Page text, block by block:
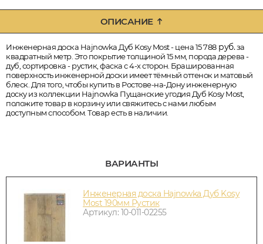
ОПИСАНИЕ
Инженерная доска Hajnowka Дуб Kosy Most - цена 15 788руб.за
квадратный метр. Это покрытие толщиной 15 мм, порода дерева -
дуб, сортировка - рустик, фаска с 4-х сторон. Брашированная
поверхность инженерной доски имеет тёмный оттенок и матовый
блеск. Для того, чтобы купить в Ростове-на-Дону инженерную
доску из коллекции Hajnowka Пущанские угодия Дуб Kosy Most,
положите товар в корзину или свяжитесь с нами любым
доступным способом. Товар есть в наличии.
ВАРИАНТЫ
Инженерная доска Hajnowka Дуб Kosy
Most 190мм Рустик
Артикул: 10-011-02255